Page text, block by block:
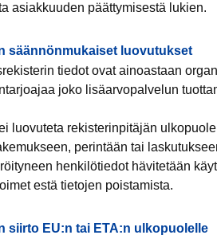
asiakkuuden päättymisestä lukien.
säännönmukaiset luovutukset
tiedot ovat ainoastaan
joko lisäarvopalvelun
luovuteta rekisterinpitäjän
perintään tai
henkilötiedot hävitetään
estä tietojen poistamista.
siirto EU:n tai ETA:n ulkopuolelle